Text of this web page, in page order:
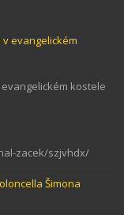
evangelickém
kostele
zacek/szjvhdx/
Šimona